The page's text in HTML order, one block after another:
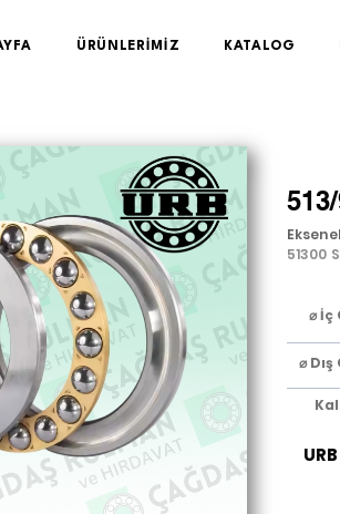
ÜRÜNLERİMİZ KATALOG
51300
⌀ İç
⌀
URB